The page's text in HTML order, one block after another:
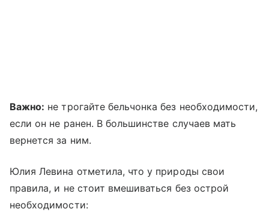
Важно: не трогайте бельчонка без необходимости,
если он не ранен. В большинстве случаев мать
вернется за ним.
Юлия Левина отметила, что у природы свои
правила, и не стоит вмешиваться без острой
необходимости: